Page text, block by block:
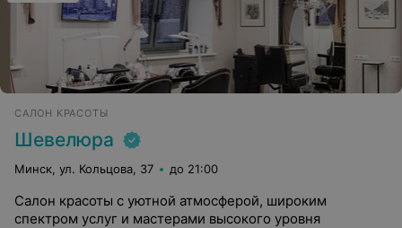
САЛОН КРАСОТЫ
Шевелюра
Минск, ул. Кольцова, 37 до 21:00
Салон красоты с уютной атмосферой, широким
спектром услуг и мастерами высокого уровня